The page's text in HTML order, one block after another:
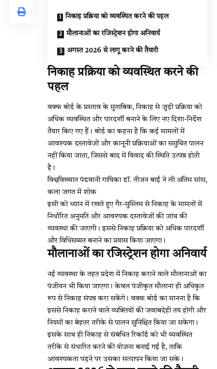
निकाह प्रक्रिया को व्यवस्थित करने की पहल
मौलानाओं का रजिस्ट्रेशन होगा अनिवार्य
अगस्त 2026 से लागू करने की तैयारी
निकाह प्रक्रिया को व्यवस्थित करने की
पहल
वक्फ बोर्ड के प्रस्ताव के मुताबिक, निकाह से जुड़ी प्रक्रिया को
अधिक व्यवस्थित और पारदर्शी बनाने के लिए नए दिशा-निर्देश
तैयार किए गए हैं। बोर्ड का कहना है कि कई मामलों में
आवश्यक दस्तावेजों और कानूनी प्रक्रियाओं का समुचित पालन
नहीं किया जाता, जिससे बाद में विवाद की स्थिति उत्पन्न होती
है।
विश्वविख्यात पंडवानी गायिका डॉ. तीजन बाई ने ली अंतिम सांस,
कला जगत में शोक
इसी को ध्यान में रखते हुए गैर-मुस्लिम से निकाह के मामलों में
निर्धारित अनुमति और आवश्यक दस्तावेजों की जांच की
व्यवस्था की जाएगी। इससे निकाह प्रक्रिया को अधिक पारदर्शी
और विधिसम्मत बनाने का प्रयास किया जाएगा।
मौलानाओं का रजिस्ट्रेशन होगा अनिवार्य
नई व्यवस्था के तहत प्रदेश में निकाह कराने वाले मौलानाओं का
पंजीयन भी किया जाएगा। केवल पंजीकृत मौलाना ही अधिकृत
रूप से निकाह संपन्न करा सकेंगे। वक्फ बोर्ड का मानना है कि
इससे निकाह कराने वाले व्यक्तियों की जवाबदेही तय होगी और
नियमों का बेहतर तरीके से पालन सुनिश्चित किया जा सकेगा।
इसके साथ ही निकाह से संबंधित रिकॉर्ड को भी व्यवस्थित
तरीके से संधारित करने की योजना बनाई गई है, ताकि
आवश्यकता पड़ने पर उसका सत्यापन किया जा सके।